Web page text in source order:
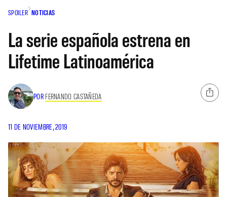
SPOILER NOTICIAS
La serie española estrena en
Lifetime Latinoamérica
POR FERNANDO CASTAÑEDA
11 DE NOVIEMBRE, 2019